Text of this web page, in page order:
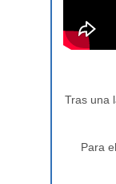
Tras una
Para